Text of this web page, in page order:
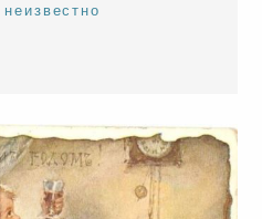
неизвестно